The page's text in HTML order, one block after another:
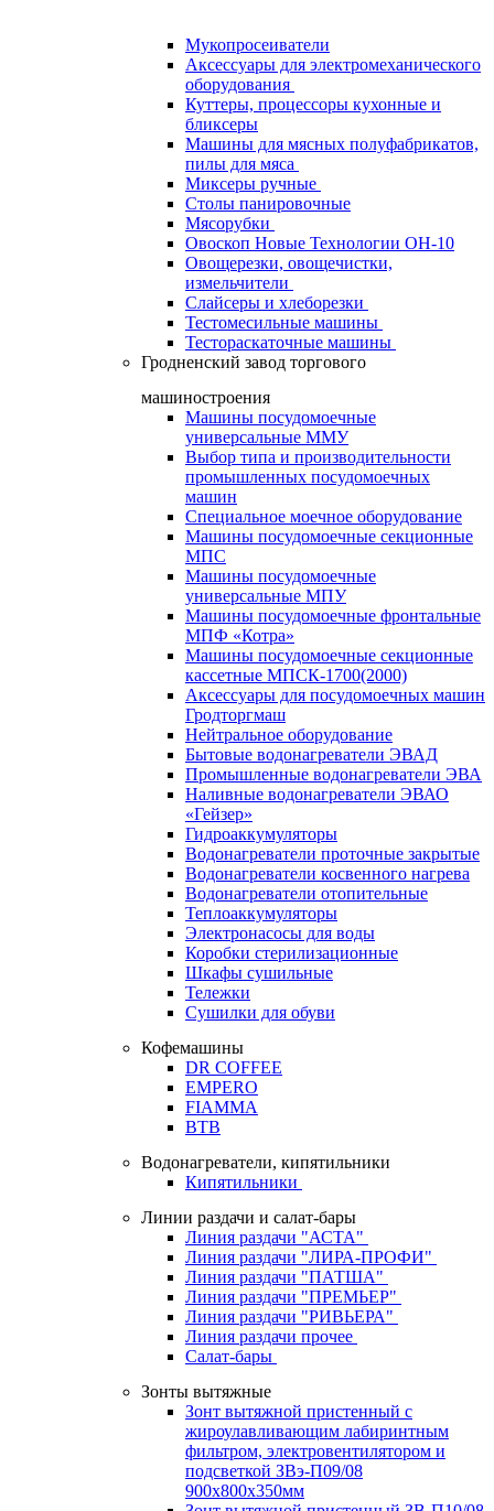
Мукопросеиватели
Аксессуары для электромеханического
оборудования
Куттеры, процессоры кухонные и
бликсеры
Машины для мясных полуфабрикатов,
пилы для мяса
Миксеры ручные
Столы панировочные
Мясорубки
Овоскоп Новые Технологии ОН-10
Овощерезки, овощечистки,
измельчители
Слайсеры и хлеборезки
Тестомесильные машины
Тестораскаточные машины
Гродненский завод торгового
машиностроения
Машины посудомоечные
универсальные ММУ
Выбор типа и производительности
промышленных посудомоечных
машин
Специальное моечное оборудование
Машины посудомоечные секционные
МПС
Машины посудомоечные
универсальные МПУ
Машины посудомоечные фронтальные
МПФ «Котра»
Машины посудомоечные секционные
кассетные МПСК-1700(2000)
Аксессуары для посудомоечных машин
Гродторгмаш
Нейтральное оборудование
Бытовые водонагреватели ЭВАД
Промышленные водонагреватели ЭВА
Наливные водонагреватели ЭВАО
«Гейзер»
Гидроаккумуляторы
Водонагреватели проточные закрытые
Водонагреватели косвенного нагрева
Водонагреватели отопительные
Теплоаккумуляторы
Электронасосы для воды
Коробки стерилизационные
Шкафы сушильные
Тележки
Сушилки для обуви
Кофемашины
DR COFFEE
EMPERO
FIAMMA
BTB
Водонагреватели, кипятильники
Кипятильники
Линии раздачи и салат-бары
Линия раздачи "АСТА"
Линия раздачи "ЛИРА-ПРОФИ"
Линия раздачи "ПАТША"
Линия раздачи "ПРЕМЬЕР"
Линия раздачи "РИВЬЕРА"
Линия раздачи прочее
Салат-бары
Зонты вытяжные
Зонт вытяжной пристенный с
жироулавливающим лабиринтным
фильтром, электровентилятором и
подсветкой ЗВэ-П09/08
900х800х350мм